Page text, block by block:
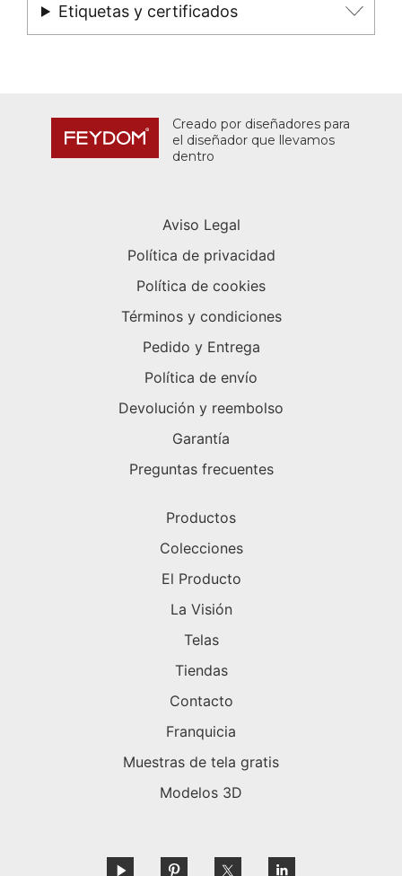
Etiquetas y certificados
Creado por diseñadores para
el diseñador que llevamos
dentro
Aviso Legal
Política de privacidad
Política de cookies
Términos y condiciones
Pedido y Entrega
Política de envío
Devolución y reembolso
Garantía
Preguntas frecuentes
Productos
Colecciones
El Producto
La Visión
Telas
Tiendas
Contacto
Franquicia
Muestras de tela gratis
Modelos 3D